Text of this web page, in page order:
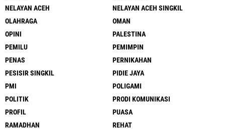
NELAYAN ACEH
NELAYAN ACEH SINGKIL
OLAHRAGA
OMAN
OPINI
PALESTINA
PEMILU
PEMIMPIN
PENAS
PERNIKAHAN
PESISIR SINGKIL
PIDIE JAYA
PMI
POLIGAMI
POLITIK
PRODI KOMUNIKASI
PROFIL
PUASA
RAMADHAN
REHAT